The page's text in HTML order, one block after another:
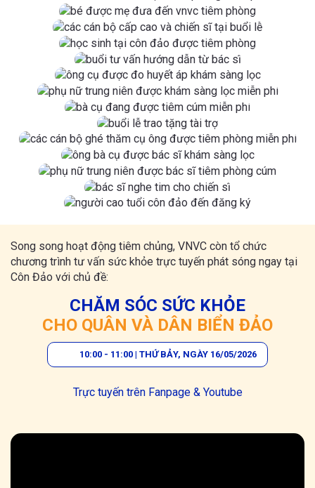
Song song hoạt động tiêm chủng, VNVC còn tổ chức
chương trình tư vấn sức khỏe trực tuyến phát sóng ngay tại
Côn Đảo với chủ đề:
CHĂM SÓC SỨC KHỎE
CHO QUÂN VÀ DÂN BIỂN ĐẢO
10:00 - 11:00 | THỨ BẢY, NGÀY 16/05/2026
Trực tuyến trên Fanpage & Youtube